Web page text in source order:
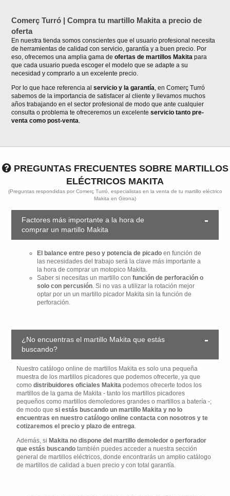
Comerç Turró | Compra tu martillo Makita a precio de
oferta
En nuestra tienda somos conscientes que el usuario profesional necesita
de herramientas de calidad con servicio, garantía y a buen precio. Por
eso, ofrecemos una amplia gama deofertas de martillos Makita para
que cada usuario pueda escoger el modelo que se adapte a su
necesidad y comprarlo a un excelente precio.
Por lo que hace referencia alservicio y la garantía, en Comerç Turró
sabemos de la importancia de satisfacer al cliente y llevamos muchos
años trabajando en el sector profesional de modo que ante cualquier
consulta o problema te ofreceremos un excelenteservicio tanto pre-
venta como post-venta.
PREGUNTAS FRECUENTES SOBRE MARTILLOS
ELÉCTRICOS MAKITA
(Preguntas respondidas por Comerç Turró, especialistas en la venta de tu martillo eléctrico
Makita en Girona)
Factores más importante a la hora de
comprar un martillo Makita
El balance entre peso y potencia de picado en función de
las necesidades del trabajo será la clave más importante a
la hora de comprar un motopico Makita.
Saber si necesitas un martillo con función de perforación o
solo con percusión. Si no vas a utilizar la rotación mejor
optar por un un martillo picador Makita sin la función de
perforación.
¿No encuentras el martillo Makita que estás
buscando?
Nuestro catálogo online de martillos Makita es solo una pequeña
muestra de los martillos picadores que podemos ofrecerte, ya que
comodistribuidores oficiales Makita podemos ofrecerte todos los
martillos de la gama de Makita - tanto los martillos picadores
pequeños como martillos demoledores grandes o martillos a batería -;
de modo quesi estás buscando un martillo Makita y no lo
encuentras en nuestro catálogo online contacta con nosotros y te
cotizaremos el precio y plazo de entrega.
Además, si Makita no dispone del martillo demoledor o perforador
que estás buscando también puedes acceder a nuestra sección
general de martillos eléctricos, donde encontrarás un amplio catálogo
de martillos de calidad a buen precio y con total garantía.